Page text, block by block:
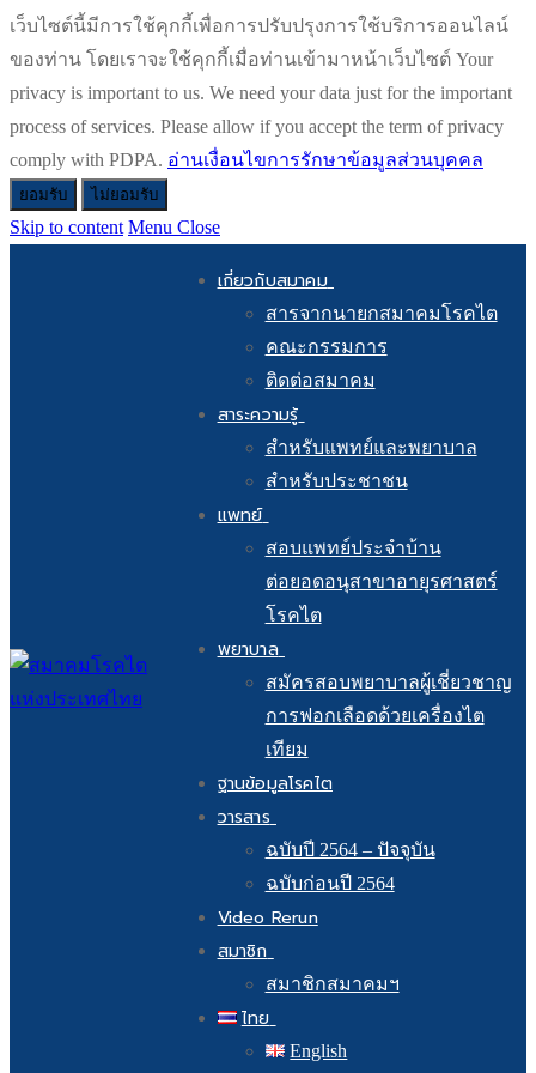
เว็บไซต์นี้มีการใช้คุกกี้เพื่อการปรับปรุงการใช้บริการออนไลน์
ของท่าน โดยเราจะใช้คุกกี้เมื่อท่านเข้ามาหน้าเว็บไซต์ Your
privacy is important to us. We need your data just for the important
process of services. Please allow if you accept the term of privacy
comply with PDPA. อ่านเงื่อนไขการรักษาข้อมูลส่วนบุคคล
ยอมรับ ไม่ยอมรับ
Skip to content Menu Close
เกี่ยวกับสมาคม
สารจากนายกสมาคมโรคไต
คณะกรรมการ
ติดต่อสมาคม
สาระความรู้
สำหรับแพทย์และพยาบาล
สำหรับประชาชน
แพทย์
สอบแพทย์ประจำบ้าน
ต่อยอดอนุสาขาอายุรศาสตร์
โรคไต
พยาบาล
สมัครสอบพยาบาลผู้เชี่ยวชาญ
การฟอกเลือดด้วยเครื่องไต
เทียม
ฐานข้อมูลโรคไต
วารสาร
ฉบับปี 2564 – ปัจจุบัน
ฉบับก่อนปี 2564
Video Rerun
สมาชิก
สมาชิกสมาคมฯ
ไทย
English